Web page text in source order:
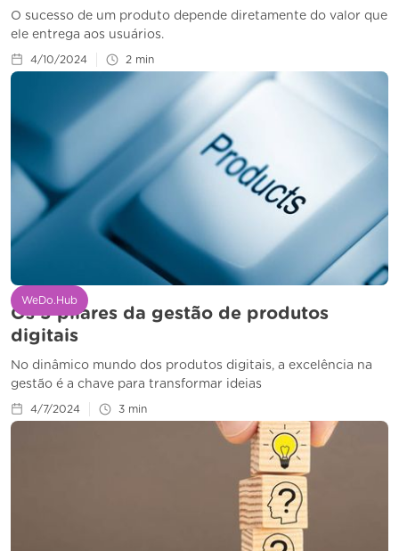
O sucesso de um produto depende diretamente do valor que
ele entrega aos usuários.
4/10/2024 2 min
WeDo.Hub
Os 5 pilares da gestão de produtos
digitais
No dinâmico mundo dos produtos digitais, a excelência na
gestão é a chave para transformar ideias
4/7/2024 3 min